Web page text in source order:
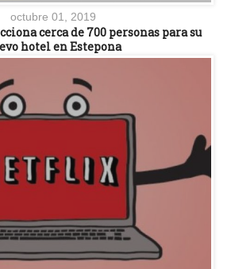
octubre 01, 2019
cerca de 700 personas para su
hotel en Estepona